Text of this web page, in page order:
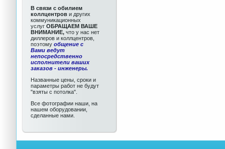
В связи с обилием
коллцентров и других
коммуникационных
услуг ОБРАЩАЕМ ВАШЕ
ВНИМАНИЕ, что у нас нет
диллеров и коллцентров,
поэтому общение с
Вами ведут
непосредственно
исполнители ваших
заказов - инженеры.
Названные цены, сроки и
параметры работ не будут
"взяты с потолка".
Все фотографии наши, на
нашем оборудовании,
сделанные нами.